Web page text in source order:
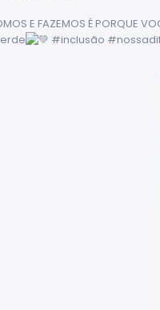
E FAZEMOS É PORQUE
#inclusão